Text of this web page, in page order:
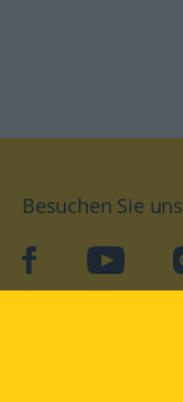
Besuchen Sie
facebookYouTube